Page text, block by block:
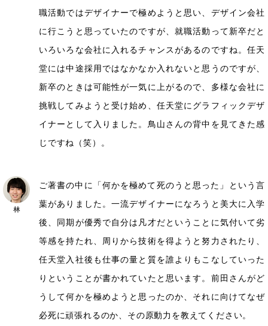
職活動ではデザイナーで極めようと思い、デザイン会社
に行こうと思っていたのですが、就職活動って新卒だと
いろいろな会社に入れるチャンスがあるのですね。任天
堂には中途採用ではなかなか入れないと思うのですが、
新卒のときは可能性が一気に上がるので、多様な会社に
挑戦してみようと受け始め、任天堂にグラフィックデザ
イナーとして入りました。鳥山さんの背中を見てきた感
じですね（笑）。
ご著書の中に「何かを極めて死のうと思った」という言
葉がありました。一流デザイナーになろうと美大に入学
後、同期が優秀で自分は凡才だということに気付いて劣
等感を持たれ、周りから技術を得ようと努力されたり、
任天堂入社後も仕事の量と質を誰よりもこなしていった
りということが書かれていたと思います。前田さんがど
うして何かを極めようと思ったのか、それに向けてなぜ
必死に頑張れるのか、その原動力を教えてください。